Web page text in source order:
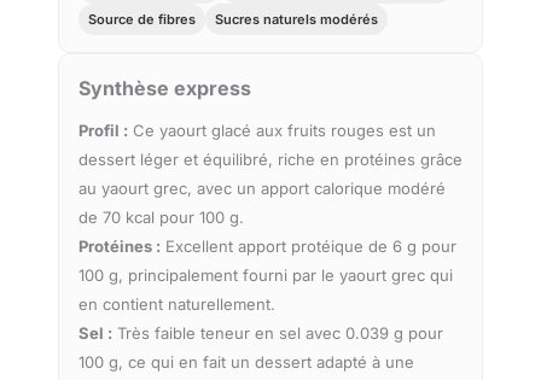
Source de fibres
Sucres naturels modérés
Synthèse express
Profil : Ce yaourt glacé aux fruits rouges est un
dessert léger et équilibré, riche en protéines grâce
au yaourt grec, avec un apport calorique modéré
de 70 kcal pour 100 g.
Protéines : Excellent apport protéique de 6 g pour
100 g, principalement fourni par le yaourt grec qui
en contient naturellement.
Sel : Très faible teneur en sel avec 0.039 g pour
100 g, ce qui en fait un dessert adapté à une